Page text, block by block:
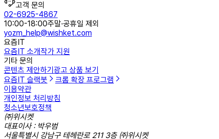
고객 문의
02-6925-4867
10:00-18:00주말·공휴일 제외
yozm_help@wishket.com
요즘IT
요즘IT 소개작가 지원
기타 문의
콘텐츠 제안하기 광고 상품 보기
요즘IT 슬랙봇
크롬 확장 프로그램
이용약관
개인정보 처리방침
청소년보호정책
㈜위시켓
대표이사 : 박우범
서울특별시 강남구 테헤란로 211 3층 ㈜위시켓